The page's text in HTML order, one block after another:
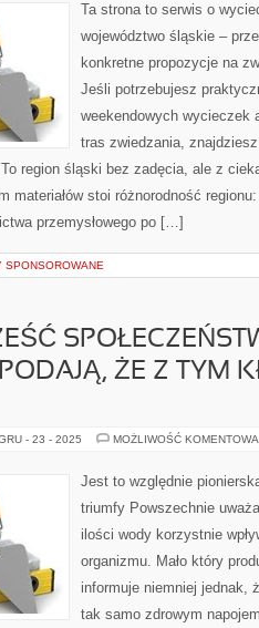
Ta strona to serwis o
województwo śląskie –
konkretne propozycje na
Jeśli potrzebujesz
weekendowych wycieczek
tras zwiedzania,
region śląski bez zadęcia, ale z
materiałów stoi różnorodność
przemysłowego po […]
SPONSOROWANE
ŻE Z TYM
- 23 - 2025 MOŻLIWOŚĆ
Jest to względnie
triumfy Powszechnie
ilości wody korzystnie
organizmu. Mało który
informuje niemniej jednak,
tak samo zdrowym